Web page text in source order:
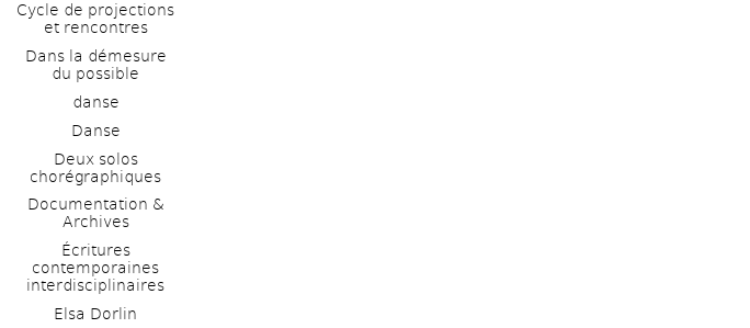
Cycle de projections
et rencontres
Dans la démesure
du possible
danse
Danse
Deux solos
chorégraphiques
Documentation &
Archives
Écritures
contemporaines
interdisciplinaires
Elsa Dorlin